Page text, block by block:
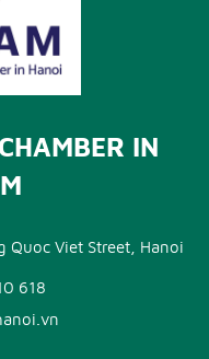
IN
Quoc Viet Street, Hanoi
618